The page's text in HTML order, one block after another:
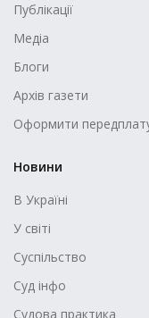
Публікації
Медіа
Блоги
Архів газети
Оформити
Новини
В Україні
У світі
Суспільство
Суд інфо
Судова практика